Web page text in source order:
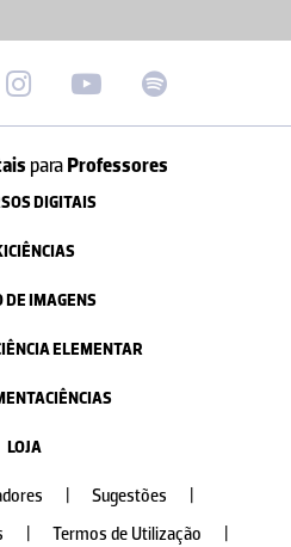
paraProfessores
DIGITAIS
DE IMAGENS
ELEMENTAR
LOJA
Sugestões
Termos de Utilização